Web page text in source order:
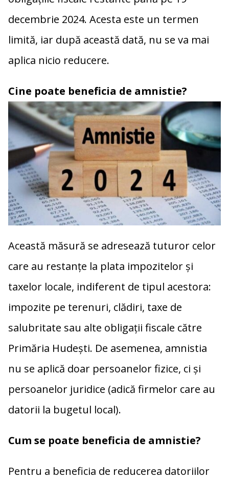
decembrie 2024. Acesta este un termen
limită, iar după această dată, nu se va mai
aplica nicio reducere.
Cine poate beneficia de amnistie?
Această măsură se adresează tuturor celor
care au restanțe la plata impozitelor și
taxelor locale, indiferent de tipul acestora:
impozite pe terenuri, clădiri, taxe de
salubritate sau alte obligații fiscale către
Primăria Hudești. De asemenea, amnistia
nu se aplică doar persoanelor fizice, ci și
persoanelor juridice (adică firmelor care au
datorii la bugetul local).
Cum se poate beneficia de amnistie?
Pentru a beneficia de reducerea datoriilor